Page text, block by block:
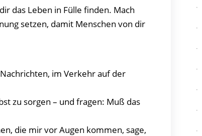
das Leben in Fülle finden. Mach
setzen, damit Menschen von dir
im Verkehr auf der
zu sorgen – und fragen: Muß das
die mir vor Augen kommen, sage,